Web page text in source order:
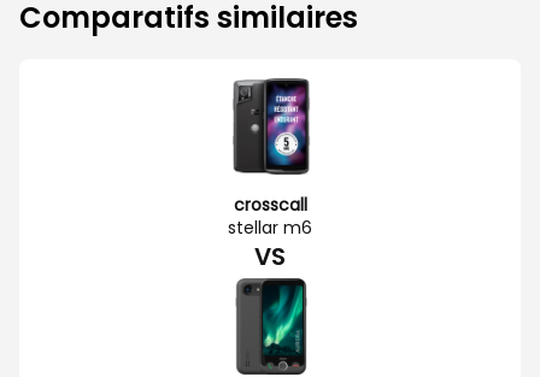
Comparatifs similaires
crosscall
stellar m6
VS